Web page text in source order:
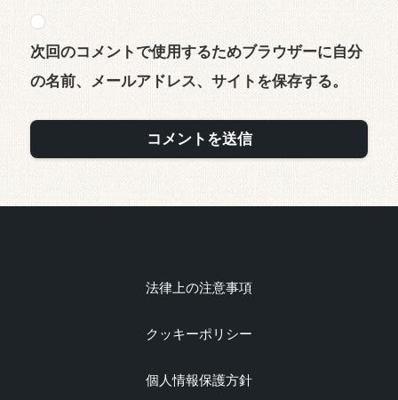
次回のコメントで使用するためブラウザーに自分
の名前、メールアドレス、サイトを保存する。
法律上の注意事項
クッキーポリシー
個人情報保護方針